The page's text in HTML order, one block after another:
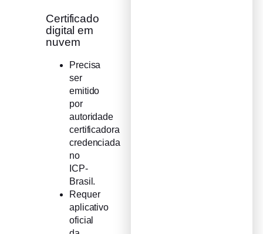
Certificado
digital em
nuvem
Precisa
ser
emitido
por
autoridade
certificadora
credenciada
no
ICP-
Brasil.
Requer
aplicativo
oficial